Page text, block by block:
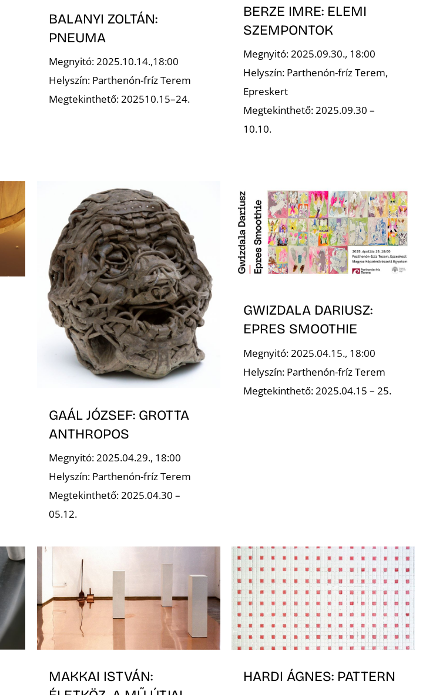
BALANYI ZOLTÁN:
PNEUMA
Megnyitó: 2025.10.14.,18:00
Helyszín: Parthenón-fríz Terem
Megtekinthető: 202510.15–24.
BERZE IMRE: ELEMI
SZEMPONTOK
Megnyitó: 2025.09.30., 18:00
Helyszín: Parthenón-fríz Terem,
Epreskert
Megtekinthető: 2025.09.30 –
10.10.
GAÁL JÓZSEF: GROTTA
ANTHROPOS
Megnyitó: 2025.04.29., 18:00
Helyszín: Parthenón-fríz Terem
Megtekinthető: 2025.04.30 –
05.12.
GWIZDALA DARIUSZ:
EPRES SMOOTHIE
Megnyitó: 2025.04.15., 18:00
Helyszín: Parthenón-fríz Terem
Megtekinthető: 2025.04.15 – 25.
MAKKAI ISTVÁN:
HARDI ÁGNES: PATTERN